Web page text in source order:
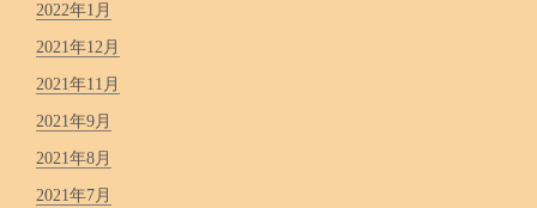
2022年1月
2021年12月
2021年11月
2021年9月
2021年8月
2021年7月